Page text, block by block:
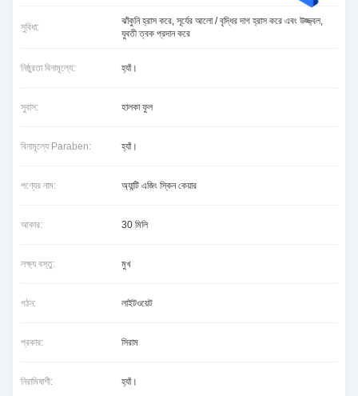
সুবিধা:
ঝাঁকুনি হ্রাস করে, সূর্যের আলো / বৃদ্ধির দাগ হ্রাস করে এবং উজ্জ্বল,
যুবতী ত্বক প্রদান করে
নিষ্ঠুরতা বিনামূল্যে: হ্যাঁ।
সুবাস: হালকা ফুল
বিনামূল্যে Paraben: হ্যাঁ।
পণ্যের নাম: অ্যান্টি এজিং স্কিন কেয়ার
আকার: 30 মিলি
লক্ষ্য বস্তু: মুখ
গঠন: লাইটওয়েট
প্রকার: সিরাম
নিরামিষাশী: হ্যাঁ।